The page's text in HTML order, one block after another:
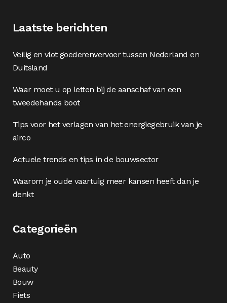
Laatste berichten
Veilig en vlot goederenvervoer tussen Nederland en
Duitsland
Waar moet u op letten bij de aanschaf van een
tweedehands boot
Tips voor het verlagen van het energiegebruik van je
airco
Actuele trends en tips in de bouwsector
Waarom je oude vaartuig meer kansen heeft dan je
denkt
Categorieën
Auto
Beauty
Bouw
Fiets